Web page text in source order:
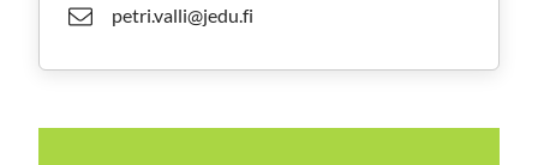
petri.valli@jedu.fi